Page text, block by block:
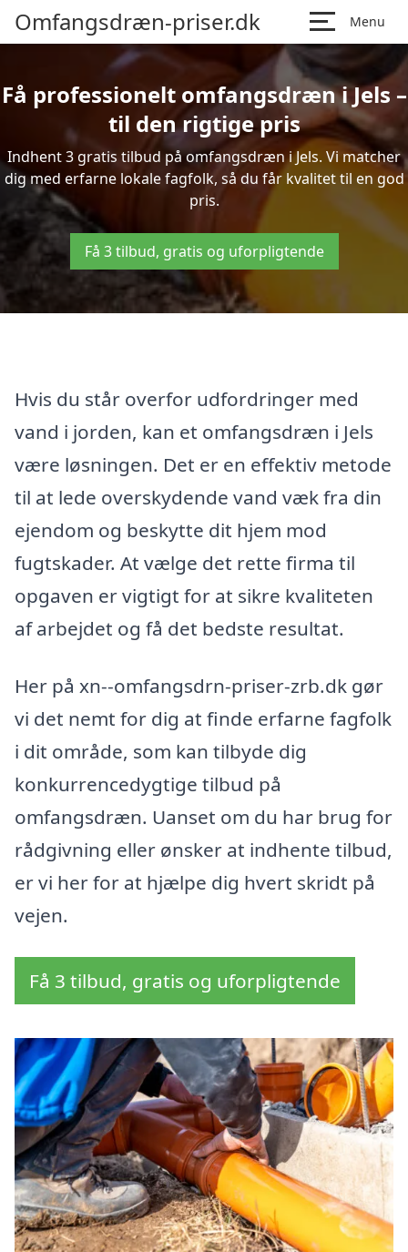
Omfangsdræn-priser.dk Menu
Få professionelt omfangsdræn i Jels –
til den rigtige pris
Indhent 3 gratis tilbud på omfangsdræn i Jels. Vi matcher
dig med erfarne lokale fagfolk, så du får kvalitet til en god
pris.
Få 3 tilbud, gratis og uforpligtende
Hvis du står overfor udfordringer med
vand i jorden, kan et omfangsdræn i Jels
være løsningen. Det er en effektiv metode
til at lede overskydende vand væk fra din
ejendom og beskytte dit hjem mod
fugtskader. At vælge det rette firma til
opgaven er vigtigt for at sikre kvaliteten
af arbejdet og få det bedste resultat.
Her på xn--omfangsdrn-priser-zrb.dk gør
vi det nemt for dig at finde erfarne fagfolk
i dit område, som kan tilbyde dig
konkurrencedygtige tilbud på
omfangsdræn. Uanset om du har brug for
rådgivning eller ønsker at indhente tilbud,
er vi her for at hjælpe dig hvert skridt på
vejen.
Få 3 tilbud, gratis og uforpligtende